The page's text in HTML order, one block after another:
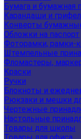
Бумага и бумажная
Карандаши и
Конверты
Обложки на паспорт
Фоторамки, рамки-
Штемпельные
Фломастеры,
Краски
Ручки
Блокноты и
Рюкзаки и мешки
Чертежные
Настольные
Товары для школы